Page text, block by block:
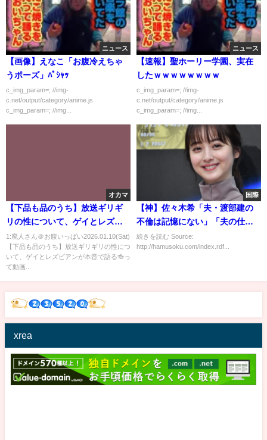
ニュース
【画像】えなこ「お腹冷えちゃ
うポーズ」ﾊﾟｼｬｯ
c_img_param=; //img-
c.net/output/category/anime.js
c_img_param=; //img...
ニュース
【速報】聖ホーリー学園、実在
したｗｗｗｗｗｗｗｗ
c_img_param=; //img-
c.net/output/category/anime.js
c_img_param=; //img...
オカマ
【下品も品のうち】放送ギリギ
リの性について、ゲイとレズビ
アンが本音で語る🍻
1:廃人さん＠お腹いっぱい2026.01.10(Sat)
【下品も品のうち】放送ギリギリの性につ
いて、ゲイとレズビアンが本音で語る🍻っ
て動画...
国際
【神】佐々木希「夫・渡部建の
不倫は記憶にない」「夫の仕事
復帰は焦ってない、私が仕事で
稼ぐ」
続きを読む Source:
http://hamusoku.com/index.rdf...
xrea